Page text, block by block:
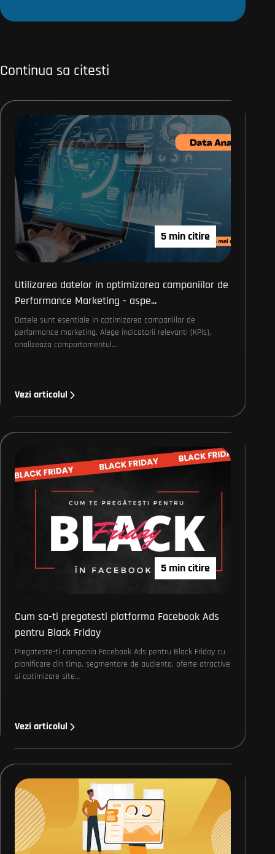
Continua sa citesti
5 min citire
Utilizarea datelor in optimizarea campaniilor de
Performance Marketing - aspe...
Datele sunt esentiale in optimizarea campaniilor de
performance marketing. Alege indicatorii relevanti (KPIs),
analizeaza comportamentul…
Vezi articolul
5 min citire
Cum sa-ti pregatesti platforma Facebook Ads
pentru Black Friday
Pregateste-ti campania Facebook Ads pentru Black Friday cu
planificare din timp, segmentare de audienta, oferte atractive
si optimizare site…
Vezi articolul